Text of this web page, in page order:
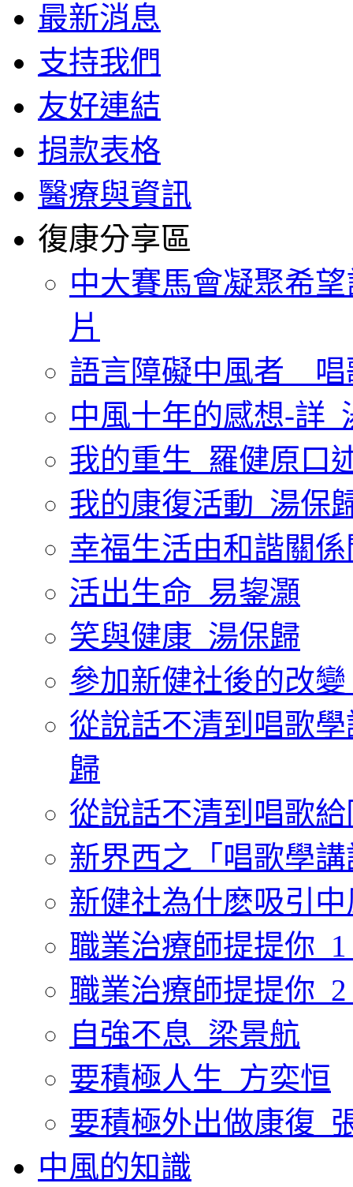
最新消息
支持我們
友好連結
捐款表格
醫療與資訊
復康分享區
中大賽馬會凝聚希
片
語言障礙中風者 唱
中風十年的感想-詳_
我的重生_羅健原口
我的康復活動_湯保
幸福生活由和諧關
活出生命_易鋆灝
笑與健康_湯保歸
參加新健社後的改
從說話不清到唱歌
歸
從說話不清到唱歌
新界西之「唱歌學
新健社為什麽吸引
職業治療師提提你
職業治療師提提你
自強不息_梁景航
要積極人生_方奕恒
要積極外出做康復_
中風的知識